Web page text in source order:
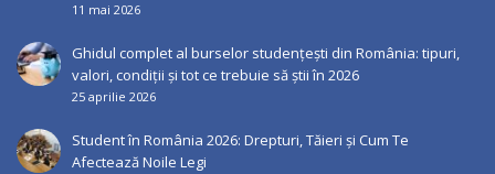
11 mai 2026
Ghidul complet al burselor studențești din România: tipuri,
valori, condiții și tot ce trebuie să știi în 2026
25 aprilie 2026
Student în România 2026: Drepturi, Tăieri și Cum Te
Afectează Noile Legi